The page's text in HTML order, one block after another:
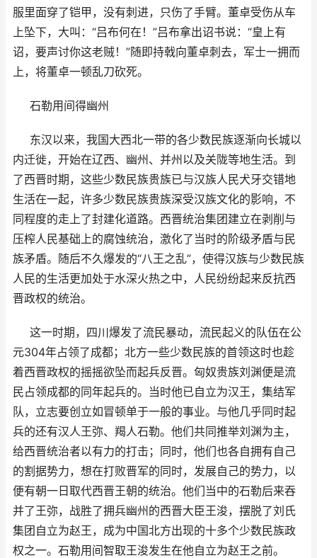
服里面穿了铠甲，没有刺进，只伤了手臂。董卓受伤从车
上坠下，大叫：“吕布何在！”吕布拿出诏书说：“皇上有
诏，要声讨你这老贼！”随即持戟向董卓刺去，军士一拥而
上，将董卓一顿乱刀砍死。
石勒用间得幽州
东汉以来，我国大西北一带的各少数民族逐渐向长城以
内迁徙，开始在辽西、幽州、并州以及关陇等地生活。到
了西晋时期，这些少数民族贵族已与汉族人民犬牙交错地
生活在一起，许多少数民族贵族深受汉族文化的影响，不
同程度的走上了封建化道路。西晋统治集团建立在剥削与
压榨人民基础上的腐蚀统治，激化了当时的阶级矛盾与民
族矛盾。随后不久爆发的“八王之乱”，使得汉族与少数民族
人民的生活更加处于水深火热之中，人民纷纷起来反抗西
晋政权的统治。
这一时期，四川爆发了流民暴动，流民起义的队伍在公
元304年占领了成都；北方一些少数民族的首领这时也趁
着西晋政权的摇摇欲坠而起兵反晋。匈奴贵族刘渊便是流
民占领成都的同年起兵的。当时他已自立为汉王，集结军
队，立志要创立如冒顿单于一般的事业。与他几乎同时起
兵的还有汉人王弥、羯人石勒。他们共同推举刘渊为主，
给西晋统治者以有力的打击；同时，他们也各自拥有自己
的割据势力，想在打败晋军的同时，发展自己的势力，以
便有朝一日取代西晋王朝的统治。他们当中的石勒后来吞
并了王弥，战胜了拥兵幽州的西晋大臣王浚，摆脱了刘氏
集团自立为赵王，成为中国北方出现的十多个少数民族政
权之一。石勒用间智取王浚发生在他自立为赵王之前。